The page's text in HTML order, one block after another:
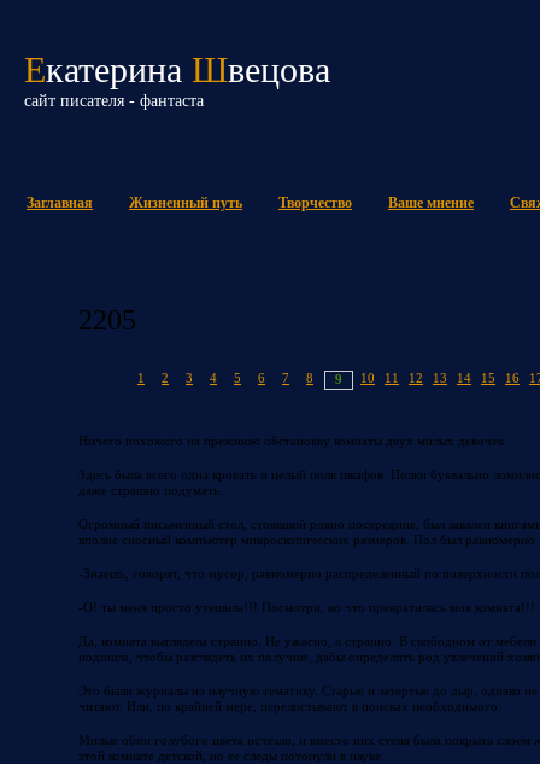
Екатерина Швецова
сайт писателя - фантаста
Заглавная Жизненный путь Творчество Ваше мнение
2205
1 2 3 4 5 6 7 8 9 10 11 12 13 14 15 16
Ничего похожего на прежнюю обстановку комнаты двух милых девочек.
Здесь была всего одна кровать и целый полк шкафов. Полки буквально
даже страшно подумать.
Огромный письменный стол, стоявший ровно посередине, был завален
вполне сносный компьютер микроскопических размеров. Пол был равномерно
-Знаешь, говорят, что мусор, равномерно распределенный по поверхности
-О! ты меня просто утешила!!! Посмотри, во что превратилась моя комната!!!
Да, комната выглядела странно. Не ужасно, а странно. В свободном от
подошла, чтобы разглядеть их получше, дабы определить род увлечений
Это были журналы на научную тематику. Старые и затертые до дыр, однако
читают. Или, по крайней мере, перелистывают в поисках необходимого.
Милые обои голубого цвета исчезли, и вместо них стена была покрыта слоем
этой комнате детской, но ее следы потонули в науке.